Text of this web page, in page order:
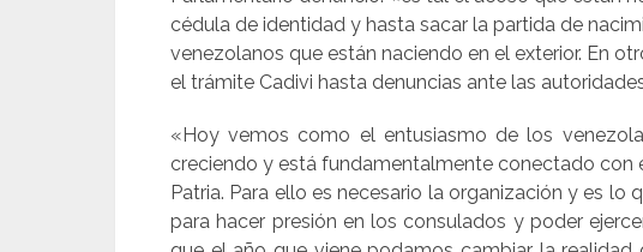
cédula de identidad y hasta sacar la partida de
venezolanos que están naciendo en el exterior. En
el trámite Cadivi hasta denuncias ante las
«Hoy vemos como el entusiasmo de los
creciendo y está fundamentalmente conectado con
Patria. Para ello es necesario la organización y es
para hacer presión en los consulados y poder